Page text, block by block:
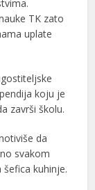
TK zato
uplate
koju je
završi školu.
da
svakom
kuhinje.